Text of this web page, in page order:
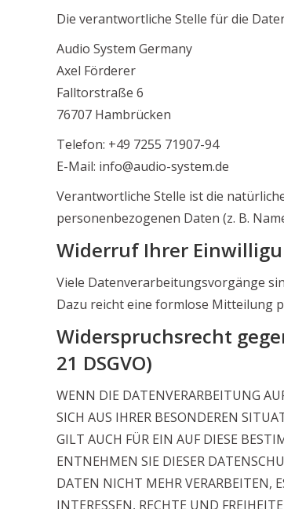
Die verantwortliche Stelle für die
Audio System Germany
Axel Förderer
Falltorstraße 6
76707 Hambrücken
Telefon: +49 7255 71907-94
E-Mail: info@audio-system.de
Verantwortliche Stelle ist die
personenbezogenen Daten (z. B.
Widerruf Ihrer
Viele Datenverarbeitungsvorgänge
Dazu reicht eine formlose Mitteilung
Widerspruchsrecht
21 DSGVO)
WENN DIE DATENVERARBEITUNG
SICH AUS IHRER BESONDEREN
GILT AUCH FÜR EIN AUF DIESE
ENTNEHMEN SIE DIESER
DATEN NICHT MEHR VERARBEITEN,
INTERESSEN, RECHTE UND